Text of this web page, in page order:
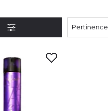
Pertinence